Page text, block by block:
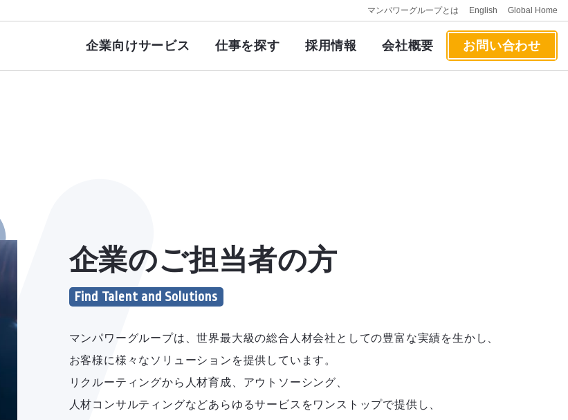
マンパワーグループとは English Global Home
企業向けサービス 仕事を探す 採用情報 会社概要 お問い合わせ
企業のご担当者の方
マンパワーグループは、世界最大級の総合人材会社としての豊富な実績を生かし、
お客様に様々なソリューションを提供しています。
リクルーティングから人材育成、アウトソーシング、
人材コンサルティングなどあらゆるサービスをワンストップで提供し、